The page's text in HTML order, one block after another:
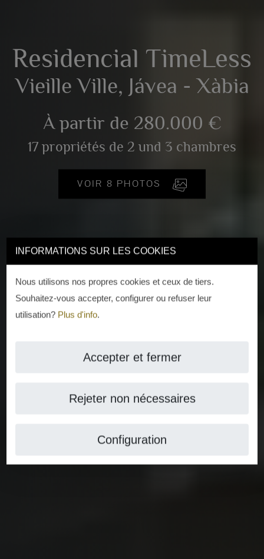
INFORMATIONS SUR LES COOKIES
Nous utilisons nos propres cookies et ceux de tiers.
Souhaitez-vous accepter, configurer ou refuser leur
utilisation? Plus d'info.
Accepter et fermer
Rejeter non nécessaires
Configuration
Residencial TimeLess
Vieille Ville, Jávea - Xàbia
À partir de 280.000 €
17 propriétés de 2 und 3 chambres
VOIR 8 PHOTOS